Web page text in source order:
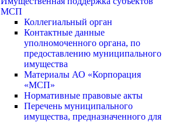
МСП
Коллегиальный орган
Контактные данные
уполномоченного органа, по
предоставлению муниципального
имущества
Материалы АО «Корпорация
«МСП»
Нормативные правовые акты
Перечень муниципального
имущества, предназначенного для